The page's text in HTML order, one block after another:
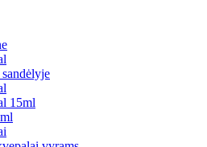
15ml